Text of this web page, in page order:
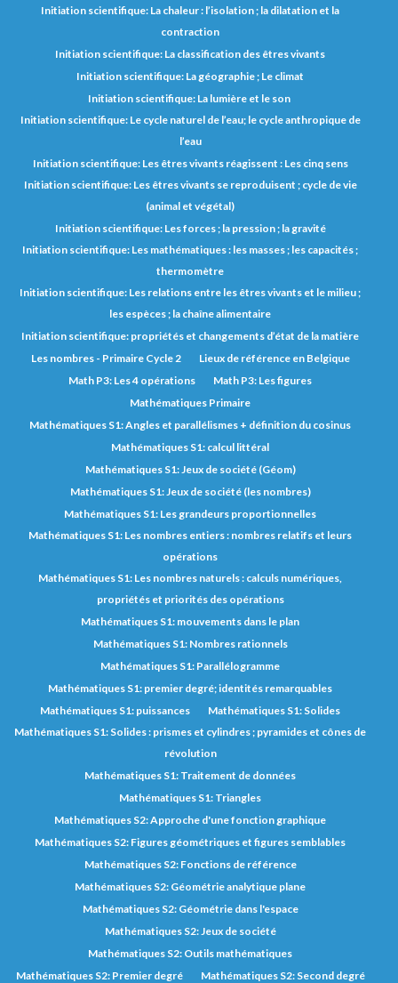
Initiation scientifique: La chaleur : l’isolation ; la dilatation et la
contraction
Initiation scientifique: La classification des êtres vivants
Initiation scientifique: La géographie ; Le climat
Initiation scientifique: La lumière et le son
Initiation scientifique: Le cycle naturel de l’eau; le cycle anthropique de
l’eau
Initiation scientifique: Les êtres vivants réagissent : Les cinq sens
Initiation scientifique: Les êtres vivants se reproduisent ; cycle de vie
(animal et végétal)
Initiation scientifique: Les forces ; la pression ; la gravité
Initiation scientifique: Les mathématiques : les masses ; les capacités ;
thermomètre
Initiation scientifique: Les relations entre les êtres vivants et le milieu ;
les espèces ; la chaîne alimentaire
Initiation scientifique: propriétés et changements d’état de la matière
Les nombres - Primaire Cycle 2
Lieux de référence en Belgique
Math P3: Les 4 opérations
Math P3: Les figures
Mathématiques Primaire
Mathématiques S1: Angles et parallélismes + définition du cosinus
Mathématiques S1: calcul littéral
Mathématiques S1: Jeux de société (Géom)
Mathématiques S1: Jeux de société (les nombres)
Mathématiques S1: Les grandeurs proportionnelles
Mathématiques S1: Les nombres entiers : nombres relatifs et leurs
opérations
Mathématiques S1: Les nombres naturels : calculs numériques,
propriétés et priorités des opérations
Mathématiques S1: mouvements dans le plan
Mathématiques S1: Nombres rationnels
Mathématiques S1: Parallélogramme
Mathématiques S1: premier degré; identités remarquables
Mathématiques S1: puissances
Mathématiques S1: Solides
Mathématiques S1: Solides : prismes et cylindres ; pyramides et cônes de
révolution
Mathématiques S1: Traitement de données
Mathématiques S1: Triangles
Mathématiques S2: Approche d'une fonction graphique
Mathématiques S2: Figures géométriques et figures semblables
Mathématiques S2: Fonctions de référence
Mathématiques S2: Géométrie analytique plane
Mathématiques S2: Géométrie dans l'espace
Mathématiques S2: Jeux de société
Mathématiques S2: Outils mathématiques
Mathématiques S2: Premier degré
Mathématiques S2: Second degré